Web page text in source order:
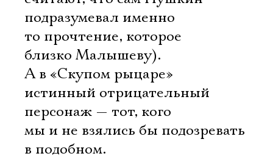
подразумевал именно
то прочтение, которое
близко Малышеву).
А в «Скупом рыцаре»
истинный отрицательный
персонаж — тот, кого
мы и не взялись бы подозревать
в подобном.